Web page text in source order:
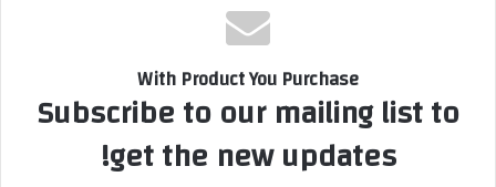
With Product You Purchase
Subscribe to our mailing list to
get the new updates!